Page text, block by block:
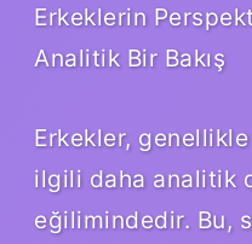
Erkeklerin
Analitik Bir Bakış
Erkekler,
ilgili daha analitik
eğilimindedir. Bu,